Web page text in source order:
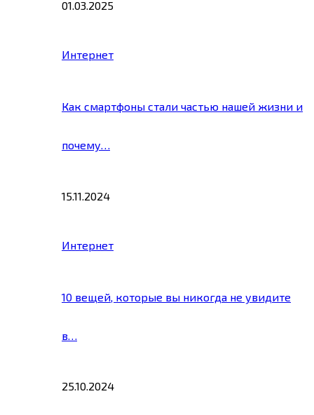
01.03.2025
Интернет
Как смартфоны стали частью нашей жизни и
почему…
15.11.2024
Интернет
10 вещей, которые вы никогда не увидите
в…
25.10.2024